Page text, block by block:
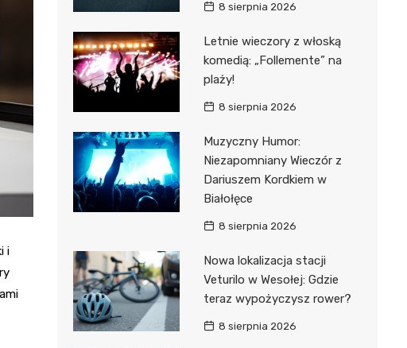
i
8 sierpnia 2026
Letnie wieczory z włoską
komedią: „Follemente” na
plaży!
8 sierpnia 2026
Muzyczny Humor:
Niezapomniany Wieczór z
Dariuszem Kordkiem w
Białołęce
8 sierpnia 2026
Nowa lokalizacja stacji
Veturilo w Wesołej: Gdzie
teraz wypożyczysz rower?
8 sierpnia 2026